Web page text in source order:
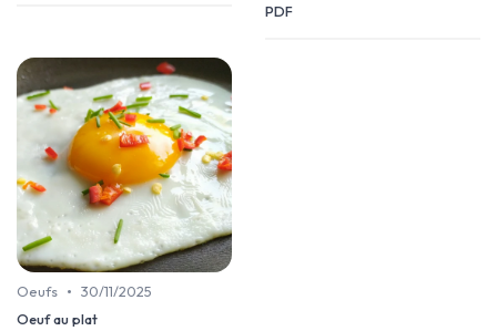
PDF
Oeufs • 30/11/2025
Oeuf au plat